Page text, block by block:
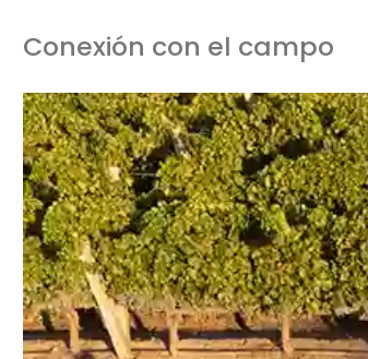
Conexión con el campo